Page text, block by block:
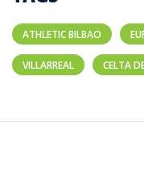
ATHLETIC BILBAO
VILLARREAL CELTA